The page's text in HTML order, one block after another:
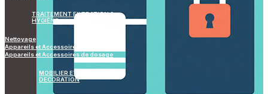
TRAITEMENT FILTRATION &
HYGIÈNE
Nettoyage
Appareils et Accessoires de mesure
Appareils et Accessoires de dosage
MOBILIER ET
DECORATION